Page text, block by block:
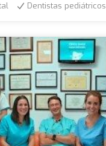
Dentistas pediátricos